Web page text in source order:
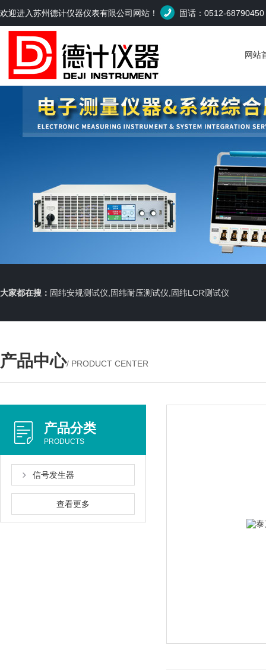
欢迎进入苏州德计仪器仪表有限公司网站！ 固话：0512-68790450
网站
大家都在搜： 固纬安规测试仪,固纬耐压测试仪,固纬LCR测试仪
产品中心/ PRODUCT CENTER
产品分类
PRODUCTS
信号发生器
查看更多